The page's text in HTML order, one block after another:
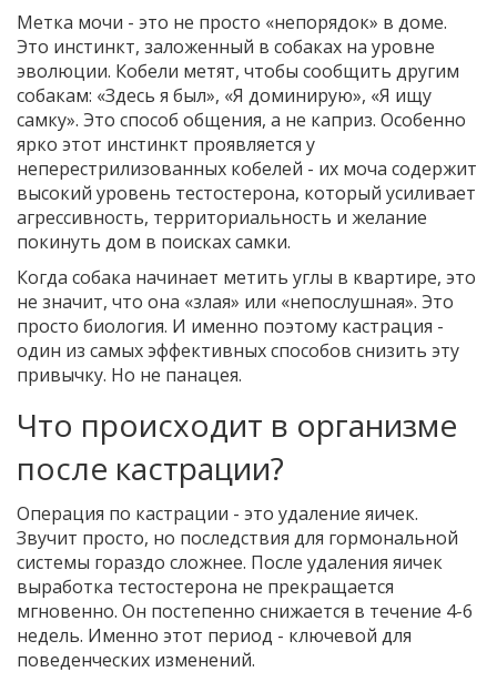
Метка мочи - это не просто «непорядок» в доме.
Это инстинкт, заложенный в собаках на уровне
эволюции. Кобели метят, чтобы сообщить другим
собакам: «Здесь я был», «Я доминирую», «Я ищу
самку». Это способ общения, а не каприз. Особенно
ярко этот инстинкт проявляется у
неперестрилизованных кобелей - их моча содержит
высокий уровень тестостерона, который усиливает
агрессивность, территориальность и желание
покинуть дом в поисках самки.
Когда собака начинает метить углы в квартире, это
не значит, что она «злая» или «непослушная». Это
просто биология. И именно поэтому кастрация -
один из самых эффективных способов снизить эту
привычку. Но не панацея.
Что происходит в организме
после кастрации?
Операция по кастрации - это удаление яичек.
Звучит просто, но последствия для гормональной
системы гораздо сложнее. После удаления яичек
выработка тестостерона не прекращается
мгновенно. Он постепенно снижается в течение 4-6
недель. Именно этот период - ключевой для
поведенческих изменений.